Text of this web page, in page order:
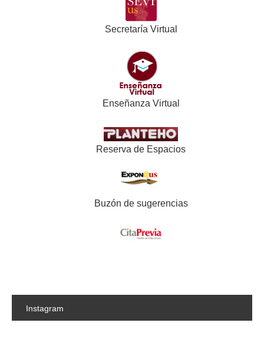
Secretaría Virtual
Enseñanza Virtual
Reserva de Espacios
Buzón de sugerencias
Instagram